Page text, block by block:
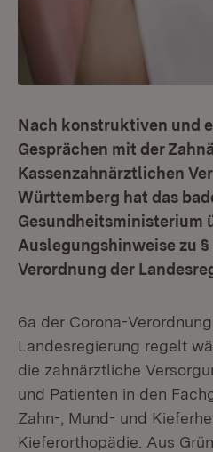
Nach konstruktiven und
Gesprächen mit der
Kassenzahnärztlichen
Württemberg hat das
Gesundheitsministerium
Auslegungshinweise zu §
Verordnung der
6a der Corona-
Landesregierung regelt
die zahnärztliche
und Patienten in den
Zahn-, Mund- und
Kieferorthopädie. Aus